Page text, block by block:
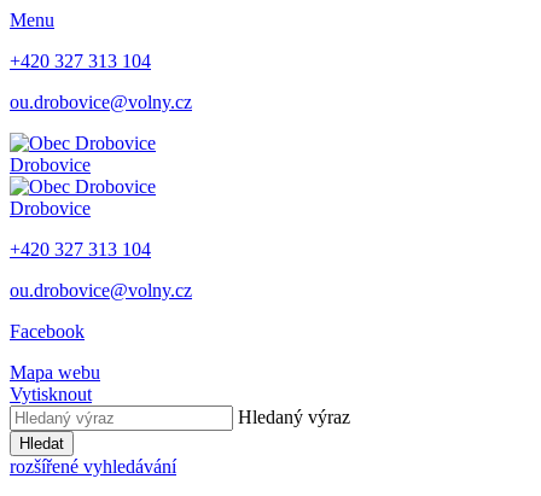
Menu
+420 327 313 104
ou.drobovice@volny.cz
Drobovice
Drobovice
+420 327 313 104
ou.drobovice@volny.cz
Facebook
Mapa webu
Vytisknout
Hledaný výraz
Hledat
rozšířené vyhledávání